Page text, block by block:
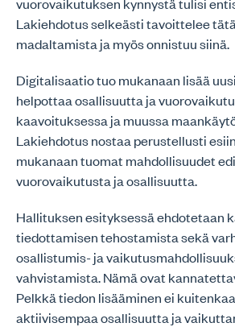
Lakiehdotus selkeästi tavoittelee
madaltamista ja myös onnistuu siinä.
Digitalisaatio tuo mukanaan lisää
helpottaa osallisuutta ja
kaavoituksessa ja muussa
Lakiehdotus nostaa perustellusti
mukanaan tuomat mahdollisuudet
vuorovaikutusta ja osallisuutta.
Hallituksen esityksessä ehdotetaan
tiedottamisen tehostamista sekä
osallistumis- ja
vahvistamista. Nämä ovat
Pelkkä tiedon lisääminen ei
aktiivisempaa osallisuutta ja